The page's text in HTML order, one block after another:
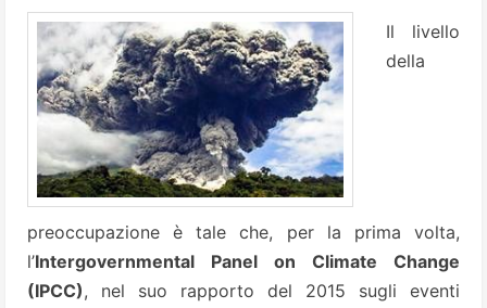
Il livello
della
preoccupazione è tale che, per la prima volta,
l’Intergovernmental Panel on Climate Change
(IPCC), nel suo rapporto del 2015 sugli eventi